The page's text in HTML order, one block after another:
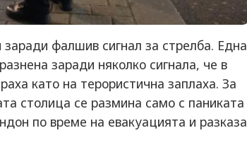
фалшив сигнал за стрелба. Една
заради няколко сигнала, че в
като на терористична заплаха. За
столица се размина само с паниката
по време на евакуацията и разказа